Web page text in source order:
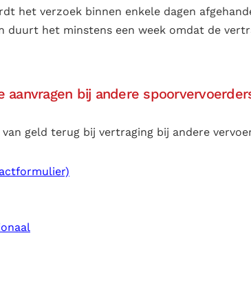
het verzoek binnen enkele dagen
duurt het minstens een week omdat de
aanvragen bij andere
geld terug bij vertraging bij andere